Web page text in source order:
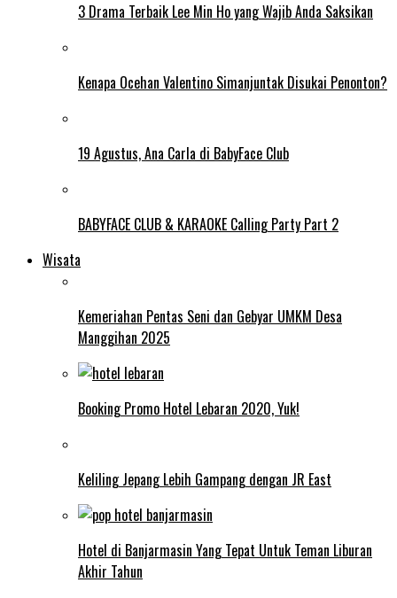
3 Drama Terbaik Lee Min Ho yang Wajib Anda Saksikan
Kenapa Ocehan Valentino Simanjuntak Disukai Penonton?
19 Agustus, Ana Carla di BabyFace Club
BABYFACE CLUB & KARAOKE Calling Party Part 2
Wisata
Kemeriahan Pentas Seni dan Gebyar UMKM Desa
Manggihan 2025
Booking Promo Hotel Lebaran 2020, Yuk!
Keliling Jepang Lebih Gampang dengan JR East
Hotel di Banjarmasin Yang Tepat Untuk Teman Liburan
Akhir Tahun